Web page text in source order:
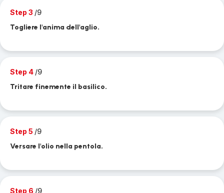
Step 3 /9
Togliere l'anima dell'aglio.
Step 4 /9
Tritare finemente il basilico.
Step 5 /9
Versare l'olio nella pentola.
Step 6 /9